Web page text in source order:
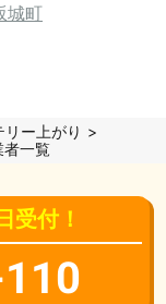
城町
リー上がり
者一覧
受付！